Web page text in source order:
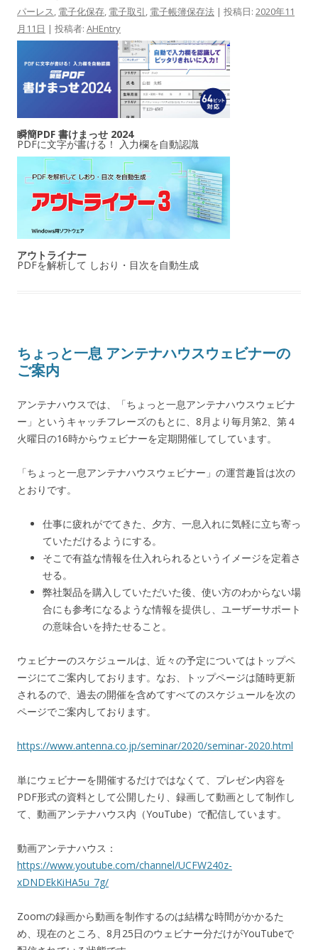
パーレス, 電子化保存, 電子取引, 電子帳簿保存法 | 投稿日: 2020年11
月11日 | 投稿者: AHEntry
瞬簡PDF 書けまっせ 2024
PDFに文字が書ける！ 入力欄を自動認識
アウトライナー
PDFを解析して しおり・目次を自動生成
ちょっと一息 アンテナハウスウェビナーの
ご案内
アンテナハウスでは、「ちょっと一息アンテナハウスウェビナ
ー」というキャッチフレーズのもとに、8月より毎月第2、第４
火曜日の16時からウェビナーを定期開催してしています。
「ちょっと一息アンテナハウスウェビナー」の運営趣旨は次の
とおりです。
仕事に疲れがでてきた、夕方、一息入れに気軽に立ち寄っ
ていただけるようにする。
そこで有益な情報を仕入れられるというイメージを定着さ
せる。
弊社製品を購入していただいた後、使い方のわからない場
合にも参考になるような情報を提供し、ユーザーサポート
の意味合いを持たせること。
ウェビナーのスケジュールは、近々の予定についてはトップペ
ージにてご案内しております。なお、トップページは随時更新
されるので、過去の開催を含めてすべてのスケジュールを次の
ページでご案内しております。
https://www.antenna.co.jp/seminar/2020/seminar-2020.html
単にウェビナーを開催するだけではなくて、プレゼン内容を
PDF形式の資料として公開したり、録画して動画として制作し
て、動画アンテナハウス内（YouTube）で配信しています。
動画アンテナハウス：
https://www.youtube.com/channel/UCFW240z-
xDNDEkKiHA5u_7g/
Zoomの録画から動画を制作するのは結構な時間がかかるた
め、現在のところ、8月25日のウェビナー分だけがYouTubeで